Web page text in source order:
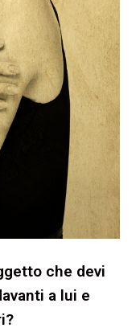
che devi
a lui e